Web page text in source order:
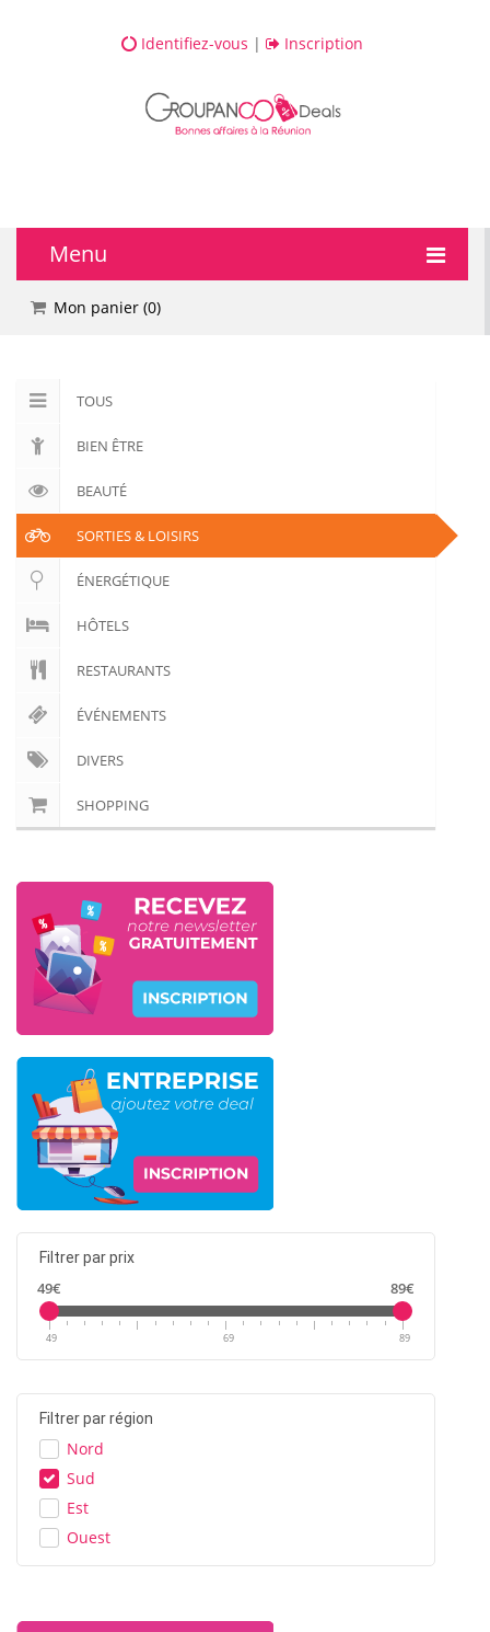
Identifiez-vous | Inscription
Menu
🔥 DEALS
💅 Beauté
🏨 Hôtels
🎈 Événements
Mon panier (0)
TOUS
BIEN ÊTRE
BEAUTÉ
SORTIES & LOISIRS
ÉNERGÉTIQUE
HÔTELS
RESTAURANTS
ÉVÉNEMENTS
DIVERS
SHOPPING
Filtrer par prix
49€ 89€
49 69 89
Filtrer par région
Nord
Sud
Est
Ouest